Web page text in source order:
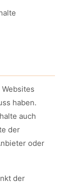
haben.
auch
der
oder
der